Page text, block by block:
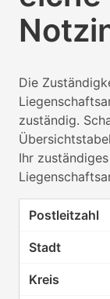
Die
zuständig.
Ihr